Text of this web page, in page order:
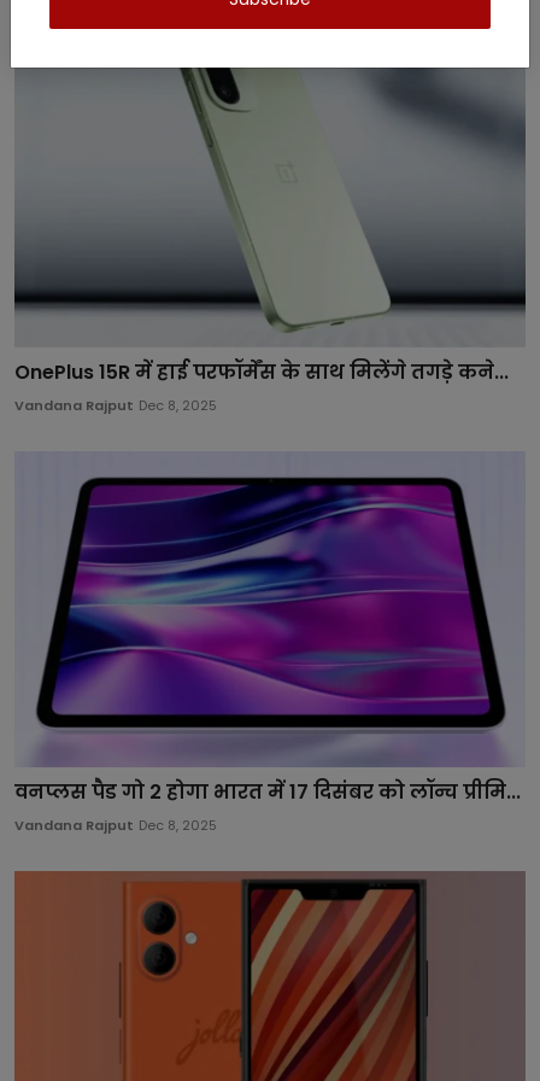
OnePlus 15R में हाई परफॉर्मेंस के साथ मिलेंगे तगड़े कने...
Vandana Rajput Dec 8, 2025
वनप्लस पैड गो 2 होगा भारत में 17 दिसंबर को लॉन्च प्रीमि...
Vandana Rajput Dec 8, 2025